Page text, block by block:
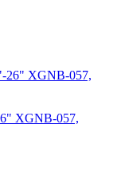
XGNB-057,